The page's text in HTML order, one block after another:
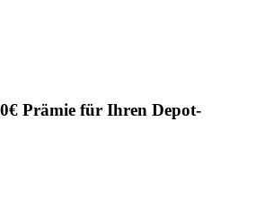
Prämie für Ihren Depot-